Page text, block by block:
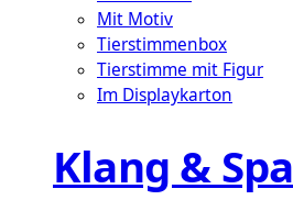
Mit Motiv
Tierstimmenbox
Tierstimme mit Figur
Im Displaykarton
Klang &